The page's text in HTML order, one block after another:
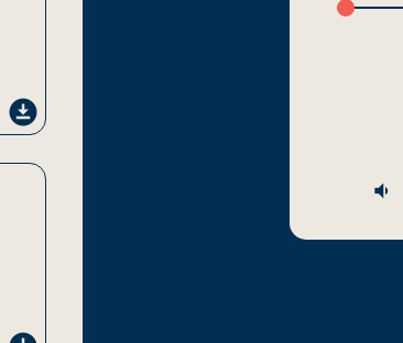
download_for_offline
volume_down